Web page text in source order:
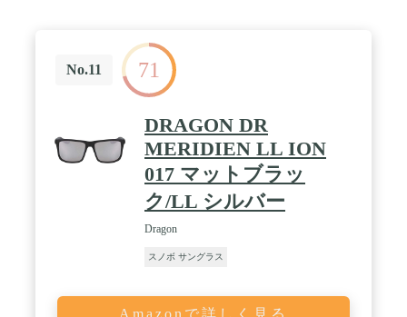
No.11 71
DRAGON DR
MERIDIEN LL ION
017 マットブラッ
ク/LL シルバー
Dragon
スノボ サングラス
Amazonで詳しく見る